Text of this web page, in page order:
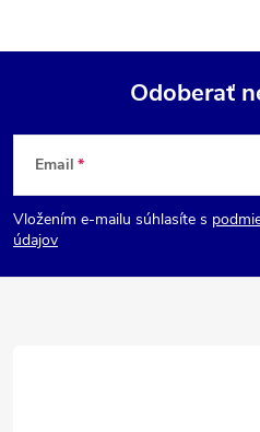
Z
á
p
Odoberať
Email
Vložením e-mailu súhlasíte s
údajov